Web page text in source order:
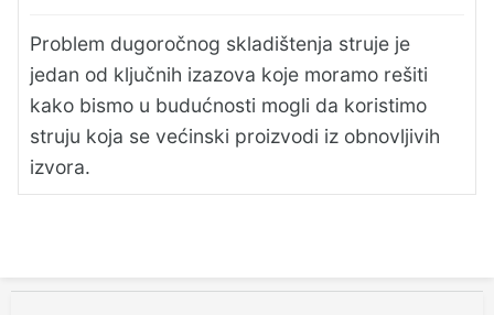
Problem dugoročnog skladištenja struje je
jedan od ključnih izazova koje moramo rešiti
kako bismo u budućnosti mogli da koristimo
struju koja se većinski proizvodi iz obnovljivih
izvora.